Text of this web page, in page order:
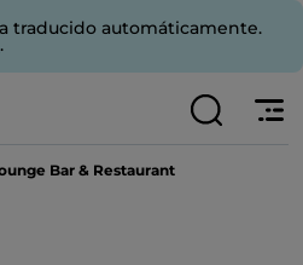
traducido automáticamente.
.
Bar & Restaurant